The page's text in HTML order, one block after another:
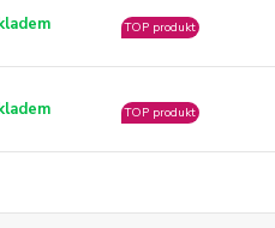
TOP produkt
TOP produkt